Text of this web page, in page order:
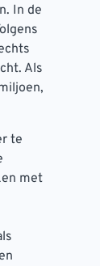
In de
Als
te
met